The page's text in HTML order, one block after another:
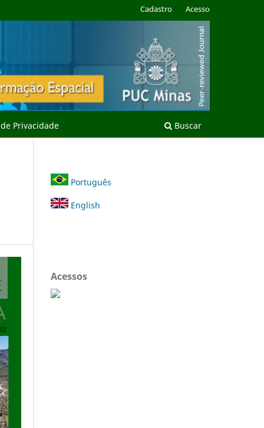
Privacidade Buscar
Cadastro Acesso
Português
English
Acessos